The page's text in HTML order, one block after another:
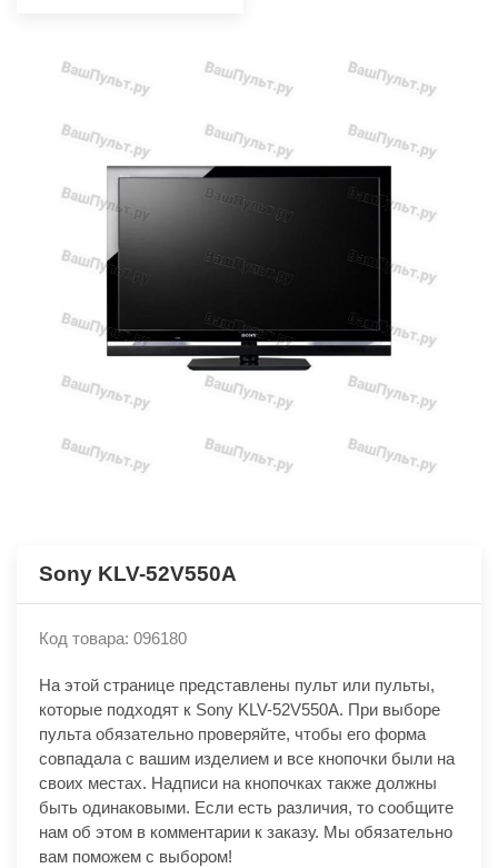
Sony KLV-52V550A
Код товара: 096180
На этой странице представлены пульт или пульты,
которые подходят к Sony KLV-52V550A. При выборе
пульта обязательно проверяйте, чтобы его форма
совпадала с вашим изделием и все кнопочки были на
своих местах. Надписи на кнопочках также должны
быть одинаковыми. Если есть различия, то сообщите
нам об этом в комментарии к заказу. Мы обязательно
вам поможем с выбором!